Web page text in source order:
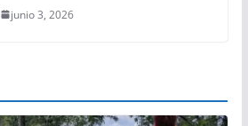
junio 3, 2026